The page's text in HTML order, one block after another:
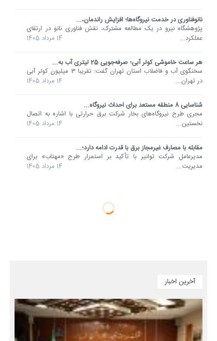
نانوفناوری در خدمت نیروگاه‌ها؛ افزایش راندمان،...
پژوهشگاه نیرو در یک مطالعه مشترک، نقش فناوری نانو در ارتقای
عملکرد...
14 مرداد 1405
هر ساعت خاموشی کولر آبی؛ صرفه‌جویی 25 لیتری آب به...
سخنگوی آب و فاضلاب استان تهران گفت: تقریبا 3 میلیون کولر آبی
در تهران...
14 مرداد 1405
شناسایی 8 منطقه مستعد برای احداث نیروگاه...
مجری طرح نیروگاه‌های بخار شرکت برق حرارتی با اشاره به اتصال
نخستین...
14 مرداد 1405
مقابله با مصارف غیرمجاز برق با قدرت ادامه دارد؛...
مدیرعامل شرکت توانیر با تأکید بر استمرار طرح «مهتاب» برای
مدیریت...
14 مرداد 1405
آخرین اخبار